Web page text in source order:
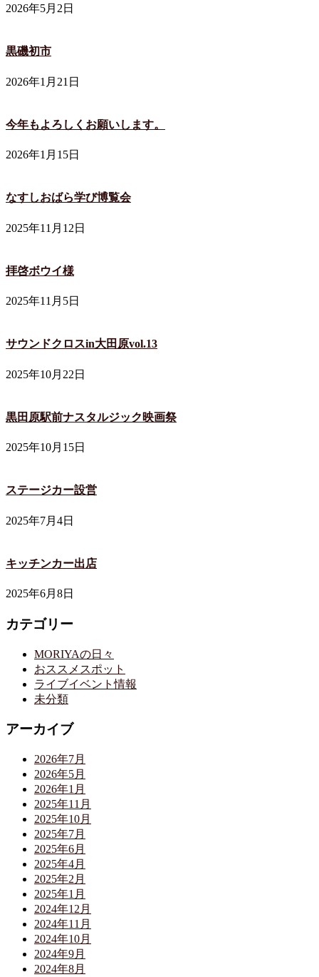
2026年5月2日
黒磯初市
2026年1月21日
今年もよろしくお願いします。
2026年1月15日
なすしおばら学び博覧会
2025年11月12日
拝啓ボウイ様
2025年11月5日
サウンドクロスin大田原vol.13
2025年10月22日
黒田原駅前ナスタルジック映画祭
2025年10月15日
ステージカー設営
2025年7月4日
キッチンカー出店
2025年6月8日
カテゴリー
MORIYAの日々
おススメスポット
ライブイベント情報
未分類
アーカイブ
2026年7月
2026年5月
2026年1月
2025年11月
2025年10月
2025年7月
2025年6月
2025年4月
2025年2月
2025年1月
2024年12月
2024年11月
2024年10月
2024年9月
2024年8月